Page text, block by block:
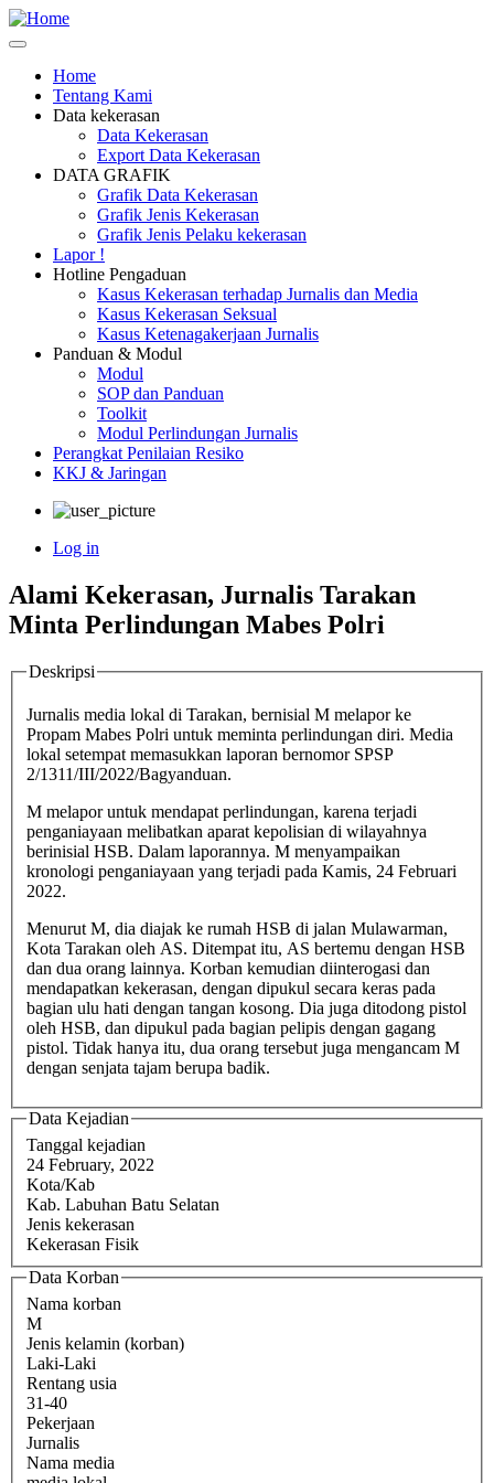
Skip
to
content
Main
navigation
Home
Tentang Kami
Data kekerasan
Data Kekerasan
Export Data Kekerasan
DATA GRAFIK
Grafik Data Kekerasan
Grafik Jenis Kekerasan
Grafik Jenis Pelaku kekerasan
Lapor !
Hotline Pengaduan
Kasus Kekerasan terhadap Jurnalis dan Media
Kasus Kekerasan Seksual
Kasus Ketenagakerjaan Jurnalis
Panduan & Modul
Modul
SOP dan Panduan
Toolkit
Modul Perlindungan Jurnalis
Perangkat Penilaian Resiko
KKJ & Jaringan
account
menu
Log in
Alami Kekerasan, Jurnalis Tarakan
Minta Perlindungan Mabes Polri
Deskripsi
Jurnalis media lokal di Tarakan, bernisial M melapor ke
Propam Mabes Polri untuk meminta perlindungan diri. Media
lokal setempat memasukkan laporan bernomor SPSP
2/1311/III/2022/Bagyanduan.
M melapor untuk mendapat perlindungan, karena terjadi
penganiayaan melibatkan aparat kepolisian di wilayahnya
berinisial HSB. Dalam laporannya. M menyampaikan
kronologi penganiayaan yang terjadi pada Kamis, 24 Februari
2022.
Menurut M, dia diajak ke rumah HSB di jalan Mulawarman,
Kota Tarakan oleh AS. Ditempat itu, AS bertemu dengan HSB
dan dua orang lainnya. Korban kemudian diinterogasi dan
mendapatkan kekerasan, dengan dipukul secara keras pada
bagian ulu hati dengan tangan kosong. Dia juga ditodong pistol
oleh HSB, dan dipukul pada bagian pelipis dengan gagang
pistol. Tidak hanya itu, dua orang tersebut juga mengancam M
dengan senjata tajam berupa badik.
Data Kejadian
Tanggal kejadian
24 February, 2022
Kota/Kab
Kab. Labuhan Batu Selatan
Jenis kekerasan
Kekerasan Fisik
Data Korban
Nama korban
M
Jenis kelamin (korban)
Laki-Laki
Rentang usia
31-40
Pekerjaan
Jurnalis
Nama media